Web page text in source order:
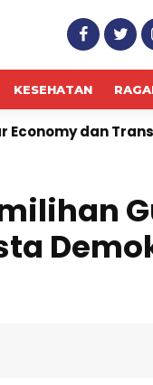
KESEHATAN
Digital